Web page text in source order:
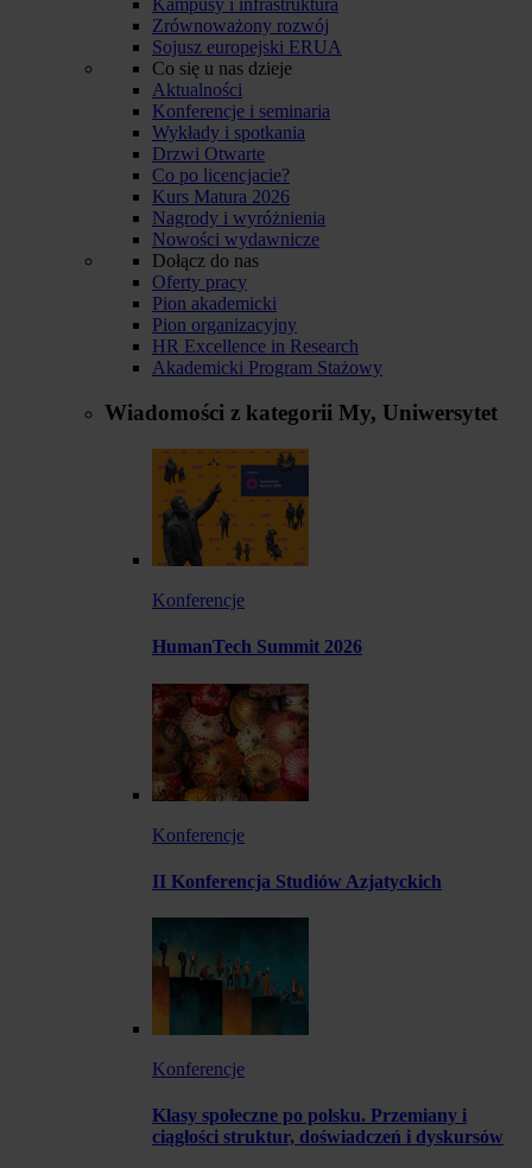
Zrównoważony rozwój
Sojusz europejski ERUA
Co się u nas dzieje
Aktualności
Konferencje i seminaria
Wykłady i spotkania
Drzwi Otwarte
Co po licencjacie?
Kurs Matura 2026
Nagrody i wyróżnienia
Nowości wydawnicze
Dołącz do nas
Oferty pracy
Pion akademicki
Pion organizacyjny
HR Excellence in Research
Akademicki Program Stażowy
Wiadomości z kategorii My, Uniwersytet
Konferencje
HumanTech Summit 2026
Konferencje
II Konferencja Studiów Azjatyckich
Konferencje
Klasy społeczne po polsku. Przemiany i
ciągłości struktur, doświadczeń i dyskursów